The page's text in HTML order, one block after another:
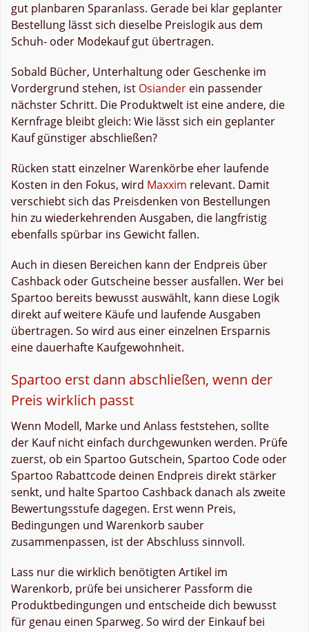
gut planbaren Sparanlass. Gerade bei klar geplanter
Bestellung lässt sich dieselbe Preislogik aus dem
Schuh- oder Modekauf gut übertragen.
Sobald Bücher, Unterhaltung oder Geschenke im
Vordergrund stehen, ist Osiander ein passender
nächster Schritt. Die Produktwelt ist eine andere, die
Kernfrage bleibt gleich: Wie lässt sich ein geplanter
Kauf günstiger abschließen?
Rücken statt einzelner Warenkörbe eher laufende
Kosten in den Fokus, wird Maxxim relevant. Damit
verschiebt sich das Preisdenken von Bestellungen
hin zu wiederkehrenden Ausgaben, die langfristig
ebenfalls spürbar ins Gewicht fallen.
Auch in diesen Bereichen kann der Endpreis über
Cashback oder Gutscheine besser ausfallen. Wer bei
Spartoo bereits bewusst auswählt, kann diese Logik
direkt auf weitere Käufe und laufende Ausgaben
übertragen. So wird aus einer einzelnen Ersparnis
eine dauerhafte Kaufgewohnheit.
Spartoo erst dann abschließen, wenn der
Preis wirklich passt
Wenn Modell, Marke und Anlass feststehen, sollte
der Kauf nicht einfach durchgewunken werden. Prüfe
zuerst, ob ein Spartoo Gutschein, Spartoo Code oder
Spartoo Rabattcode deinen Endpreis direkt stärker
senkt, und halte Spartoo Cashback danach als zweite
Bewertungsstufe dagegen. Erst wenn Preis,
Bedingungen und Warenkorb sauber
zusammenpassen, ist der Abschluss sinnvoll.
Lass nur die wirklich benötigten Artikel im
Warenkorb, prüfe bei unsicherer Passform die
Produktbedingungen und entscheide dich bewusst
für genau einen Sparweg. So wird der Einkauf bei